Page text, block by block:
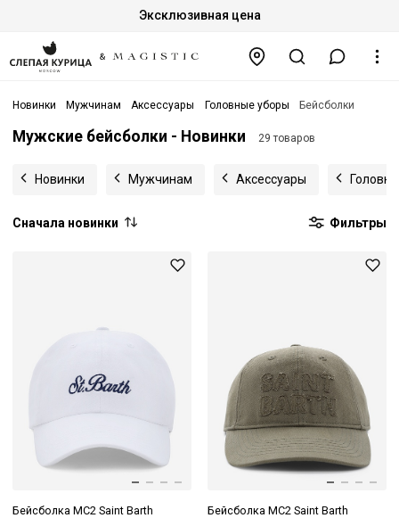
Эксклюзивная цена
Новинки Мужчинам Аксессуары Головные уборы Бейсболки
Мужские бейсболки - Новинки 29 товаров
Новинки Мужчинам Аксессуары
Сначала новинки Фильтры
Бейсболка MC2 Saint Barth
Бейсболка MC2 Saint Barth